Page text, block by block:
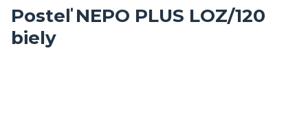
Posteľ NEPO PLUS LOZ/120
biely